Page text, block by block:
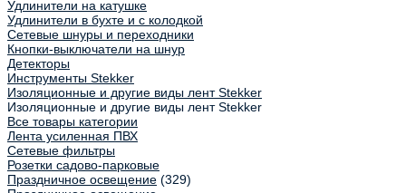
Удлинители на катушке
Удлинители в бухте и с колодкой
Сетевые шнуры и переходники
Кнопки-выключатели на шнур
Детекторы
Инструменты Stekker
Изоляционные и другие виды лент Stekker
Изоляционные и другие виды лент Stekker
Все товары категории
Лента усиленная ПВХ
Сетевые фильтры
Розетки садово-парковые
Праздничное освещение (329)